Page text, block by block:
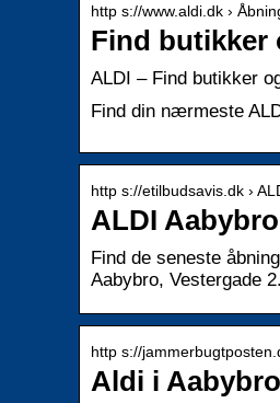
http s://www.aldi.dk ›
Find butikker
ALDI – Find butikker
Find din nærmeste
http s://etilbudsavis.dk ›
ALDI
Find de seneste
Aabybro, Vestergade 2.
http s://
Aldi i